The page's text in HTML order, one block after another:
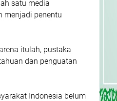
satu media
menjadi penentu
itulah, pustaka
dan penguatan
Indonesia belum